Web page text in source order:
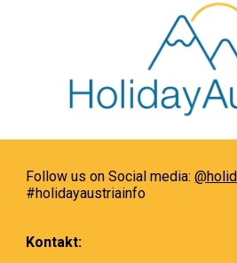
Follow us on Social media:
#holidayaustriainfo
Kontakt: